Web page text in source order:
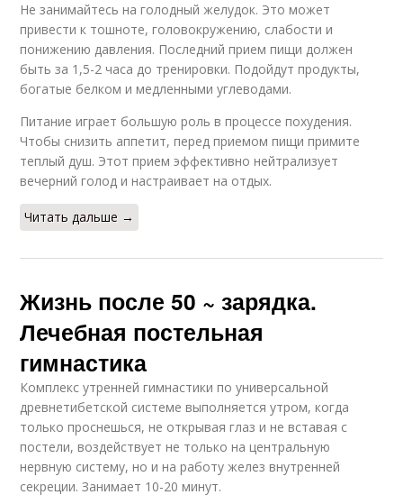
Не занимайтесь на голодный желудок. Это может
привести к тошноте, головокружению, слабости и
понижению давления. Последний прием пищи должен
быть за 1,5-2 часа до тренировки. Подойдут продукты,
богатые белком и медленными углеводами.
Питание играет большую роль в процессе похудения.
Чтобы снизить аппетит, перед приемом пищи примите
теплый душ. Этот прием эффективно нейтрализует
вечерний голод и настраивает на отдых.
Читать дальше →
Жизнь после 50 ~ зарядка.
Лечебная постельная
гимнастика
Комплекс утренней гимнастики по универсальной
древнетибетской системе выполняется утром, когда
только проснешься, не открывая глаз и не вставая с
постели, воздействует не только на центральную
нервную систему, но и на работу желез внутренней
секреции. Занимает 10-20 минут.